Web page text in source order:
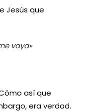
Jesús que
vaya»
así que
era verdad.